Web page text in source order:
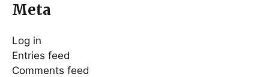
Meta
Log in
Entries feed
Comments feed